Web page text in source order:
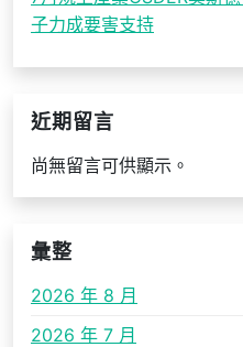
子力成要害支持
近期留言
尚無留言可供顯示。
彙整
2026 年 8 月
2026 年 7 月